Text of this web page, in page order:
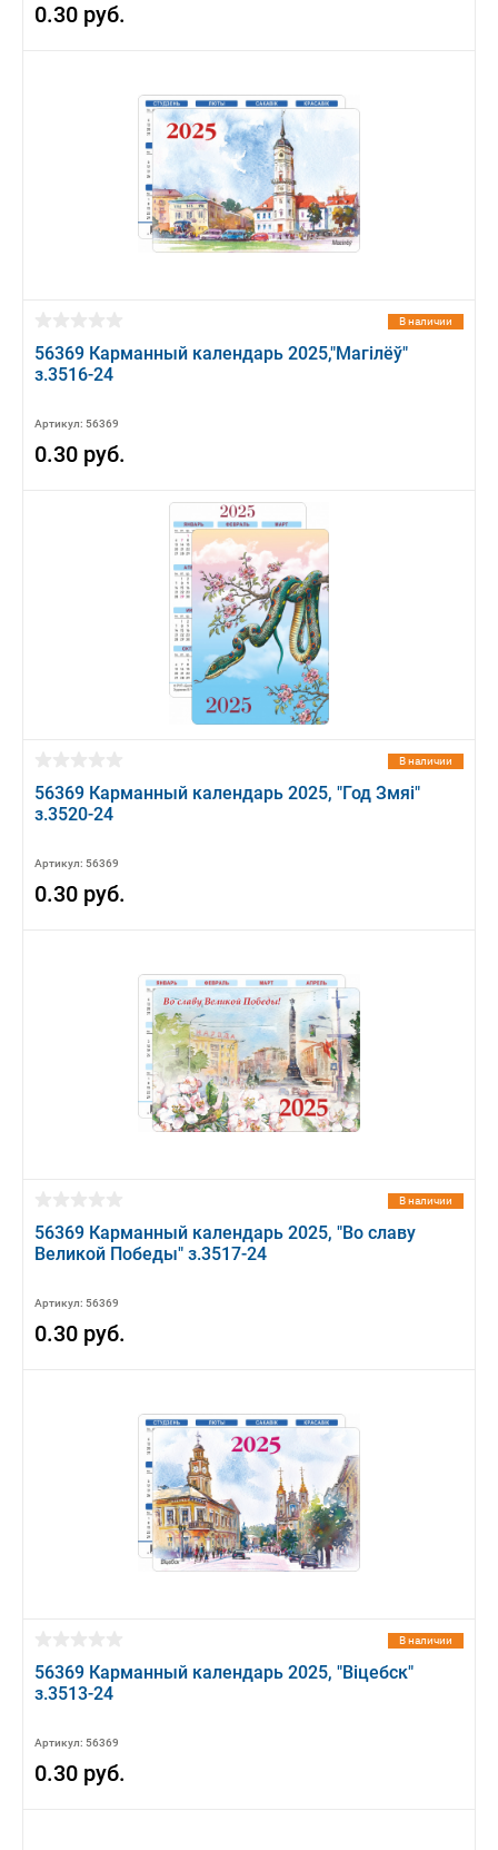
0.30 руб.
В наличии
56369 Карманный календарь 2025,"Магiлёў"
з.3516-24
Артикул: 56369
0.30 руб.
В наличии
56369 Карманный календарь 2025, "Год Змяi"
з.3520-24
Артикул: 56369
0.30 руб.
В наличии
56369 Карманный календарь 2025, "Во славу
Великой Победы" з.3517-24
Артикул: 56369
0.30 руб.
В наличии
56369 Карманный календарь 2025, "Вiцебск"
з.3513-24
Артикул: 56369
0.30 руб.